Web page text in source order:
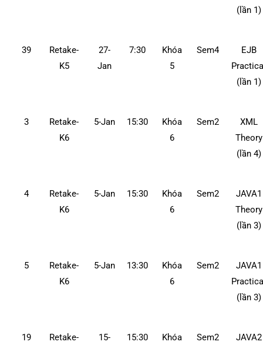
(lần 1)
39
Retake-
K5
27-
Jan
7:30
Khóa
5
Sem4
EJB
(lần 1)
3
Retake-
K6
5-Jan 15:30
Khóa
6
Sem2
XML
Theory
(lần 4)
4
Retake-
K6
5-Jan 15:30
Khóa
6
Sem2
JAVA1
Theory
(lần 3)
5
Retake-
K6
5-Jan 13:30
Khóa
6
Sem2
JAVA1
(lần 3)
19
Retake-
15-
15:30
Khóa
Sem2
JAVA2